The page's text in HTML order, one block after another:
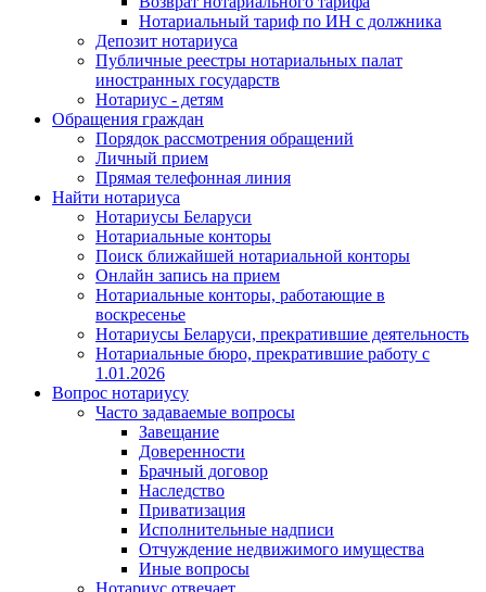
Нотариальный тариф по ИН с должника
Депозит нотариуса
Публичные реестры нотариальных палат
иностранных государств
Нотариус - детям
Обращения граждан
Порядок рассмотрения обращений
Личный прием
Прямая телефонная линия
Найти нотариуса
Нотариусы Беларуси
Нотариальные конторы
Поиск ближайшей нотариальной конторы
Онлайн запись на прием
Нотариальные конторы, работающие в
воскресенье
Нотариусы Беларуси, прекратившие деятельность
Нотариальные бюро, прекратившие работу с
1.01.2026
Вопрос нотариусу
Часто задаваемые вопросы
Завещание
Доверенности
Брачный договор
Наследство
Приватизация
Исполнительные надписи
Отчуждение недвижимого имущества
Иные вопросы
Нотариус отвечает